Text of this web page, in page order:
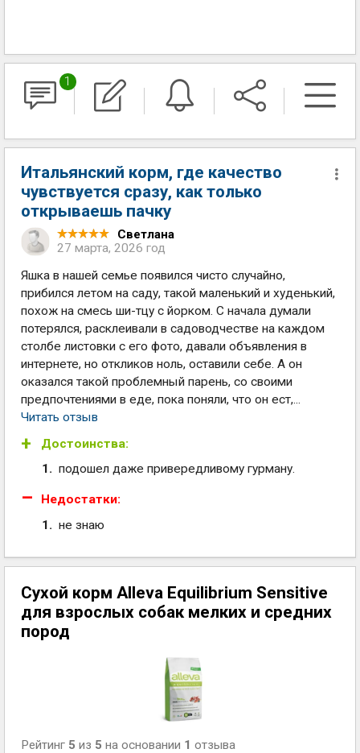
1
Итальянский корм, где качество
чувствуется сразу, как только
открываешь пачку
Светлана
27 марта, 2026 год
Яшка в нашей семье появился чисто случайно,
прибился летом на саду, такой маленький и худенький,
похож на смесь ши-тцу с йорком. С начала думали
потерялся, расклеивали в садоводчестве на каждом
столбе листовки с его фото, давали объявления в
интернете, но откликов ноль, оставили себе. А он
оказался такой проблемный парень, со своими
предпочтениями в еде, пока поняли, что он ест,...
Читать отзыв
Достоинства:
подошел даже привередливому гурману.
Недостатки:
не знаю
Сухой корм Alleva Equilibrium Sensitive
для взрослых собак мелких и средних
пород
Рейтинг 5 из 5 на основании 1 отзыва